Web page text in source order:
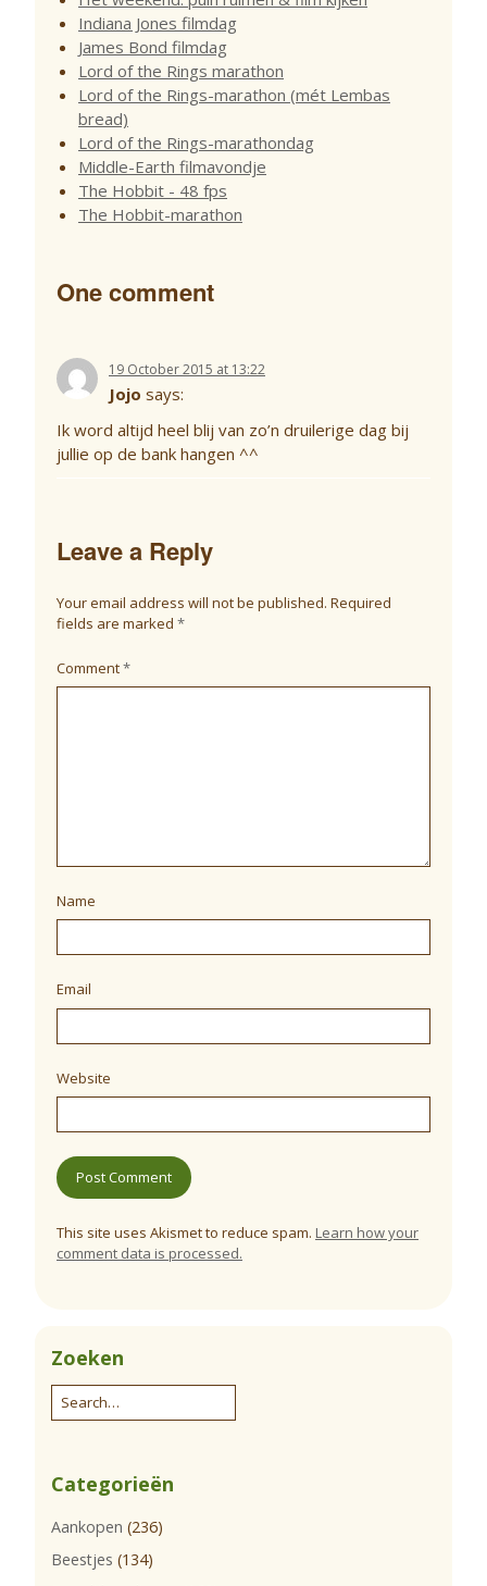
Indiana Jones filmdag
James Bond filmdag
Lord of the Rings marathon
Lord of the Rings-marathon (mét Lembas
bread)
Lord of the Rings-marathondag
Middle-Earth filmavondje
The Hobbit - 48 fps
The Hobbit-marathon
One comment
19 October 2015 at 13:22
Jojo says:
Ik word altijd heel blij van zo’n druilerige dag bij
jullie op de bank hangen ^^
Leave a Reply
Your email address will not be published. Required
fields are marked *
Comment*
Name
Email
Website
This site uses Akismet to reduce spam. Learn how your
comment data is processed.
Zoeken
Categorieën
Aankopen (236)
Beestjes (134)